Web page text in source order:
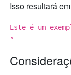
Isso resultará
Este é um
°